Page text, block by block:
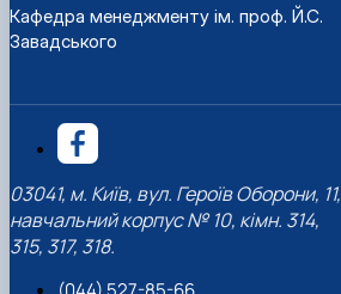
Кафедра менеджменту ім. проф. Й.С.
Завадського
03041, м. Київ, вул. Героїв Оборони, 11,
навчальний корпус № 10, кімн. 314,
315, 317, 318.